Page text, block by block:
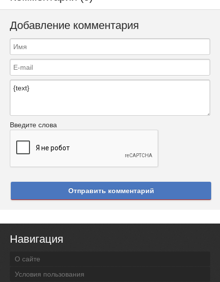
Добавление комментария
Введите слова
Отправить комментарий
Навигация
О сайте
Условия пользования